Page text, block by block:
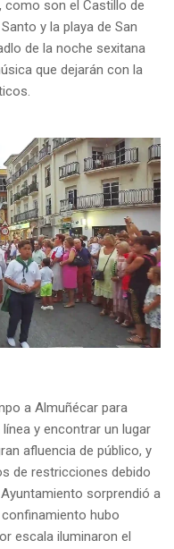
son el Castillo de
y la playa de San
de la noche sexitana
que dejarán con la
a Almuñécar para
y encontrar un lugar
afluencia de público, y
de restricciones debido
sorprendió a
hubo
escala iluminaron el